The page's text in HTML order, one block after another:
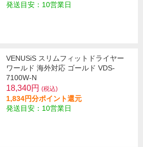
発送目安：10営業日
VENUSiS スリムフィットドライヤー
ワールド 海外対応 ゴールド VDS-
7100W-N
18,340円 (税込)
1,834円分ポイント還元
発送目安：10営業日